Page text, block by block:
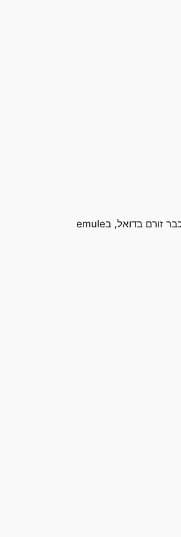
נ.ב. לאור מה שגיליתי בזמן שהמחשב שלי התקלקל ונאלצתי לעבוד על מחשבים אחרים בבית – הם כבר מזמן לא צריכים אתרים, זה כבר זורם בדואל, בemule